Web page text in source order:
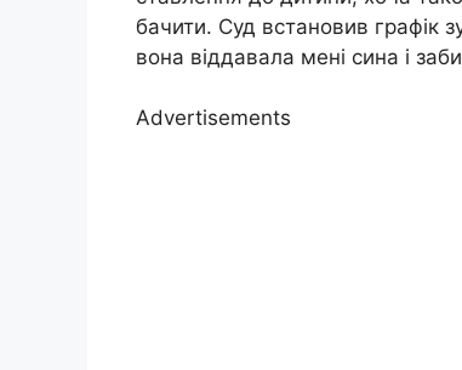
бачити. Суд встановив графік
вона віддавала мені сина і
Advertisements